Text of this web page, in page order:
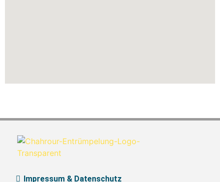
Impressum & Datenschutz